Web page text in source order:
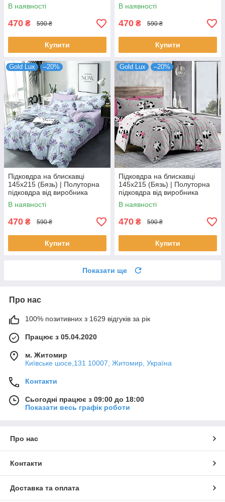
"Королева Ночі" | Квіти на
темному
В наявності
470 ₴ 590 ₴
Купити
"Королева Ночі" | Метелики
та кульбаби на бежевому
В наявності
470 ₴ 590 ₴
Купити
Gold Lux –20%
Підковдра на блискавці
145х215 (Бязь) | Полуторна
підковдра від виробника
"Королева Ночі" | Лаванда на
блакитному
В наявності
470 ₴ 590 ₴
Купити
Gold Lux –20%
Підковдра на блискавці
145х215 (Бязь) | Полуторна
підковдра від виробника
"Королева Ночі" | Панди на
сірому та білому
В наявності
470 ₴ 590 ₴
Купити
Показати ще
Про нас
100% позитивних з 1629 відгуків за рік
Працює з 05.04.2020
м. Житомир
Київське шосе,131 10007, Житомир, Україна
Контакти
Сьогодні працює з 09:00 до 18:00
Показати весь графік роботи
Про нас
Контакти
Доставка та оплата